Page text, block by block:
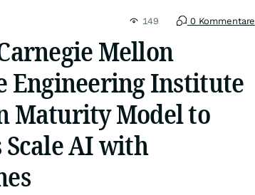
149 0 Kommentare
Mellon
Engineering Institute
Maturity Model to
AI with